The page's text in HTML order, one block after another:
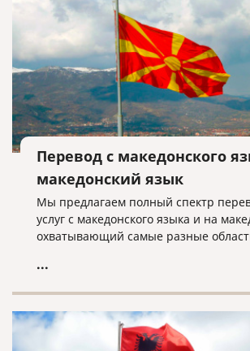
Перевод с македонского
македонский язык
Мы предлагаем полный спектр
услуг с македонского языка и на
охватывающий самые разные
...